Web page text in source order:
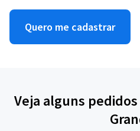
Quero me cadastrar
Veja alguns